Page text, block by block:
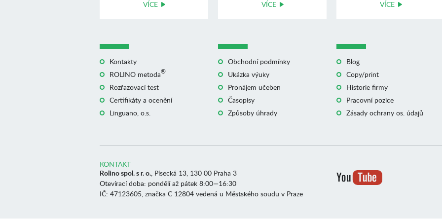
VÍCE VÍCE výuku angli ...
VÍCE
Kontakty
ROLINO metoda®
Rozřazovací test
Certifikáty a ocenění
Linguano, o.s.
Obchodní podmínky
Ukázka výuky
Pronájem učeben
Časopisy
Způsoby úhrady
Blog
Copy/print
Historie firmy
Pracovní pozice
Zásady ochrany os. údajů
KONTAKT
Rolino spol. s r. o. , Písecká 13, 130 00 Praha 3
Otevírací doba: pondělí až pátek 8:00—16:30
IČ: 47123605, značka C 12804 vedená u Městského soudu v Praze